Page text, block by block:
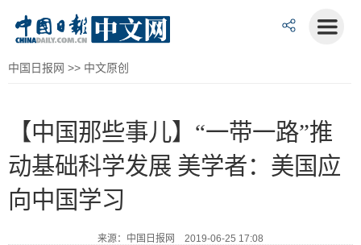
中国日报网 >> 中文原创
【中国那些事儿】“一带一路”推
动基础科学发展 美学者：美国应
向中国学习
来源：中国日报网 2019-06-25 17:08